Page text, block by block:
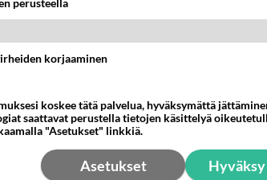
perusteella
korjaaminen
koskee tätä palvelua, hyväksymättä
saattavat perustella tietojen käsittelyä
"Asetukset" linkkiä.
Asetukset